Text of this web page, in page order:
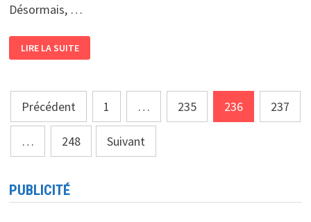
Désormais, …
LIVE
:
EN
DIRECT
EST
DISPONIBLE
LIRE LA SUITE
Pagination
des
publications
Précédent 1 … 235 236 237
… 248 Suivant
PUBLICITÉ